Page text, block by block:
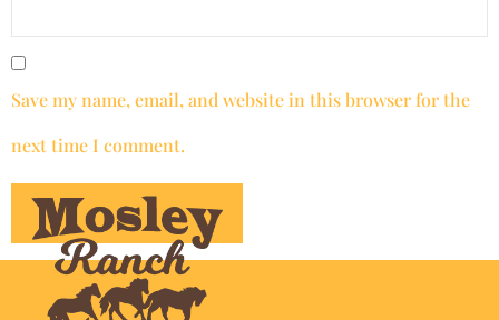
Save my name, email, and website in this browser for the
next time I comment.